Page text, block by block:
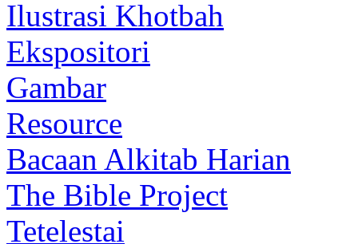
Ilustrasi Khotbah
Ekspositori
Gambar
Resource
Bacaan Alkitab Harian
The Bible Project
Tetelestai